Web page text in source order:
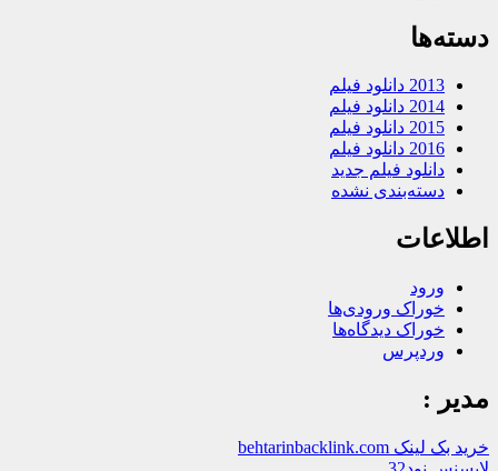
دسته‌ها
2013 دانلود فیلم
2014 دانلود فیلم
2015 دانلود فیلم
2016 دانلود فیلم
دانلود فیلم جدید
دسته‌بندی نشده
اطلاعات
ورود
خوراک ورودی‌ها
خوراک دیدگاه‌ها
وردپرس
مدیر :
خرید بک لینک behtarinbacklink.com